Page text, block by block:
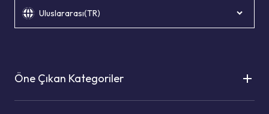
Uluslararası(TR)
Öne Çıkan Kategoriler